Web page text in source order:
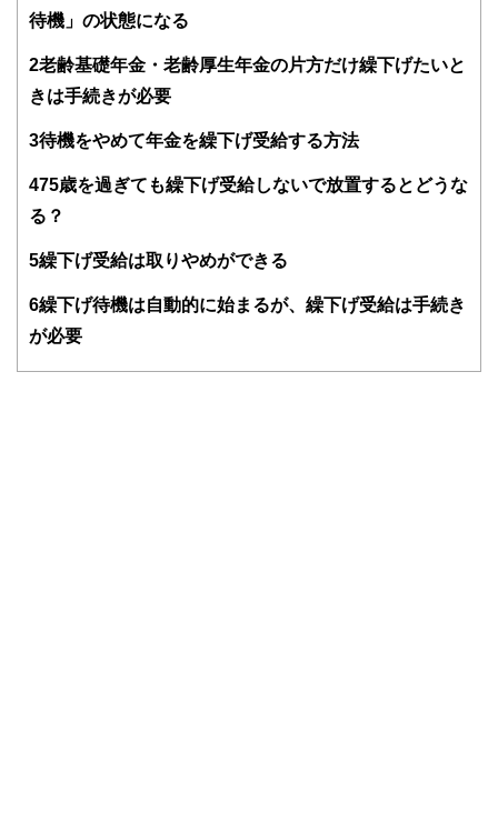
得者を中心に「お金や暮らし」に関する書籍・雑誌の編集経
関わることで、読者目線のコンテンツを追求しています。
FinancialFieldの特徴は、ファイナンシャルプランナー、弁
ドバイザー、DCプランナー、公認会計士、社会保険労務
ど150名以上の有資格者を執筆者・監修者として迎え、むず
このように編集経験豊富なメンバーと金融や経済に精通した
やすさはもちろんのこと、読み応えのあるコンテンツと確か
待機」の状態になる
2老齢基礎年金・老齢厚生年金の片方だけ繰下げたいと
きは手続きが必要
3待機をやめて年金を繰下げ受給する方法
475歳を過ぎても繰下げ受給しないで放置するとどうな
る？
5繰下げ受給は取りやめができる
6繰下げ待機は自動的に始まるが、繰下げ受給は手続き
が必要